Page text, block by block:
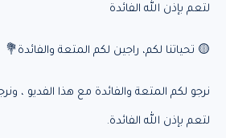
لتعم بإذن الله الفائدة
🟡 تحياتنا لكم، راجين لكم المتعة والفائدة💐
نرجو لكم المتعة والفائدة مع هذا الفديو ،
لتعم بإذن الله الفائدة.